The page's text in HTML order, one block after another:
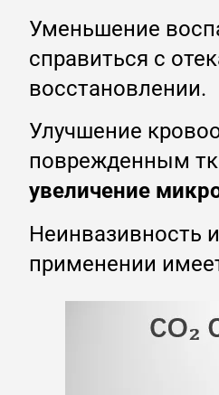
Уменьшение
справиться с
восстановлении.
Улучшение
поврежденным
увеличение
Неинвазивность
применении